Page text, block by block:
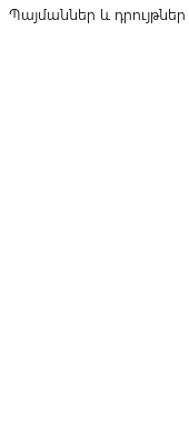
Պայմաններ և դրույթներ